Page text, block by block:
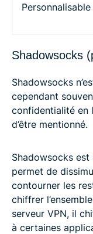
Personnalisable
Shadowsocks
Shadowsocks
cependant
confidentialité en
d’être mentionné.
Shadowsocks
permet de
contourner les
chiffrer
serveur VPN, il
à certaines